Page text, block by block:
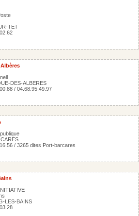
TET
DES-ALBERES
/ 04.68.95.49.97
/ 3265 dites Port-barcares
LES-BAINS